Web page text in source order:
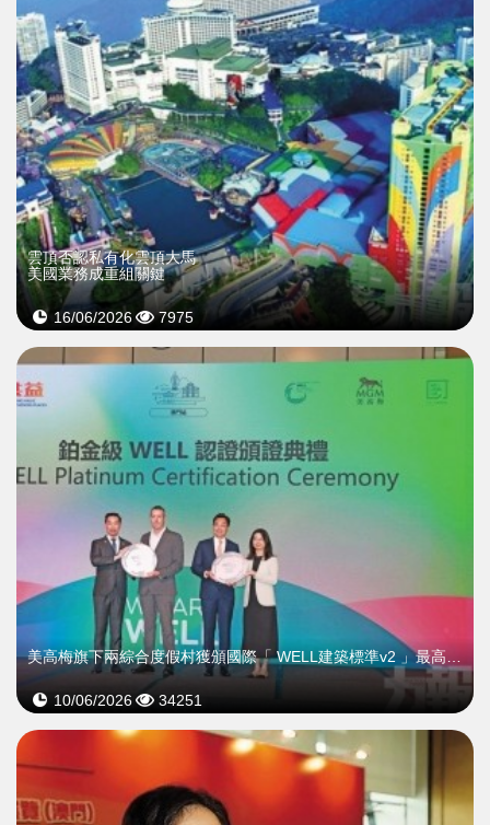
雲頂否認私有化雲頂大馬
美國業務成重組關鍵
16/06/2026 7975
美高梅旗下兩綜合度假村獲頒國際「 WELL建築標準v2 」最高鉑金級認證
10/06/2026 34251